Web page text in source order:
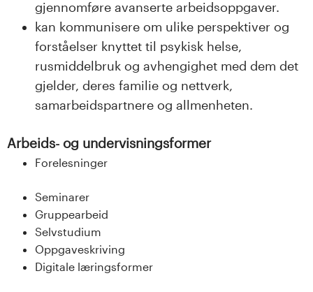
gjennomføre avanserte arbeidsoppgaver.
kan kommunisere om ulike perspektiver og
forståelser knyttet til psykisk helse,
rusmiddelbruk og avhengighet med dem det
gjelder, deres familie og nettverk,
samarbeidspartnere og allmenheten.
Arbeids- og undervisningsformer
Forelesninger
Seminarer
Gruppearbeid
Selvstudium
Oppgaveskriving
Digitale læringsformer